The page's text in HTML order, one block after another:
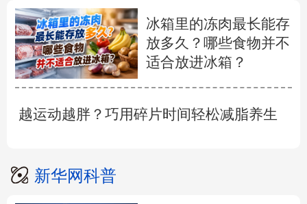
冰箱里的冻肉最长能存
放多久？哪些食物并不
适合放进冰箱？
越运动越胖？巧用碎片时间轻松减脂养生
新华网科普